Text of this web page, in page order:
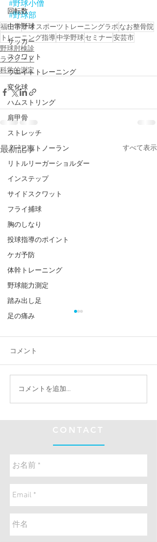
回転数
中学野球
サッカー
スクワット
ウエイトトレーニング
変化球
ハムストリング
肩甲骨
ストレッチ
ノーヒットノーラン
リトルリーガーショルダー
インステップ
サイドスクワット
フライ捕球
胸のしなり
投球指導のポイント
ケガ予防
体幹トレーニング
野球能力測定
踏み出し足
足の痛み
#野球小僧
#野球部
福山市ナオスポーツトレーニングラボ なお整骨院
トレーニング指導中学野球セミナー安芸市
野球肘検診
ラプソード
科学的測定
最新記事 すべて表示
球速11km向上 要因は立
ち幅跳び‼️
コメント
コメントを追加…
CONTACT